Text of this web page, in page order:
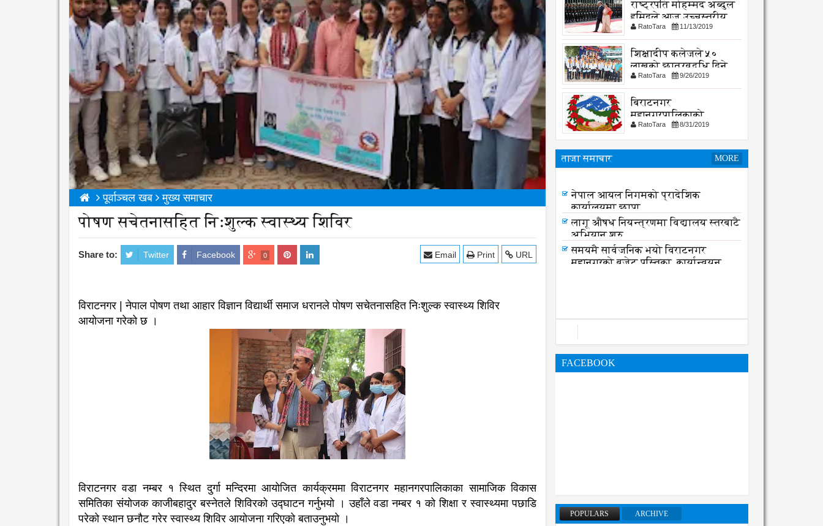
पूर्वाञ्चल खब मुख्य समाचार
पोषण सचेतनासहित निःशुल्क स्वास्थ्य शिविर
Share to: Twitter Facebook 0 URL
Print
Email
विराटनगर | नेपाल पोषण तथा आहार विज्ञान विद्यार्थी समाज धरानले पोषण सचेतनासहित निःशुल्क स्वास्थ्य शिविर
आयोजना गरेको छ ।
विराटनगर वडा नम्बर १ स्थित दुर्गा मन्दिरमा आयोजित कार्यक्रममा विराटनगर महानगरपालिकाका सामाजिक विकास
समितिका संयोजक काजीबहादुर बस्नेतले शिविरको उद्घाटन गर्नुभयो । उहाँले वडा नम्बर १ को शिक्षा र स्वास्थ्यमा पछाडि
परेको स्थान छनौट गरेर स्वास्थ्य शिविर आयोजना गरिएको बताउनुभयो ।
राष्ट्रपति मोहम्मद अब्दुल
हमिदले आज उच्चस्तरीय
भेटवार्ता गर्नु हुदै,
RatoTara 11/13/2019
शिक्षादीप कलेजले ५०
लाखको छात्रवृद्धि दिने
घोषणा
RatoTara 9/26/2019
बिराटनगर
महानगरपालिकाको
सार्वजनिक -सुचना
RatoTara 8/31/2019
ताजा समाचार MORE
कार्यालयमा छापा
नेपाल आयल निगमको प्रादेशिक
कार्यालयमा छापा
लागू औषध नियन्त्रणमा विद्यालय स्तरबाटै
अभियान शुरु
समयमै सार्वजनिक भयो विराटनगर
FACEBOOK
POPULARS ARCHIVE